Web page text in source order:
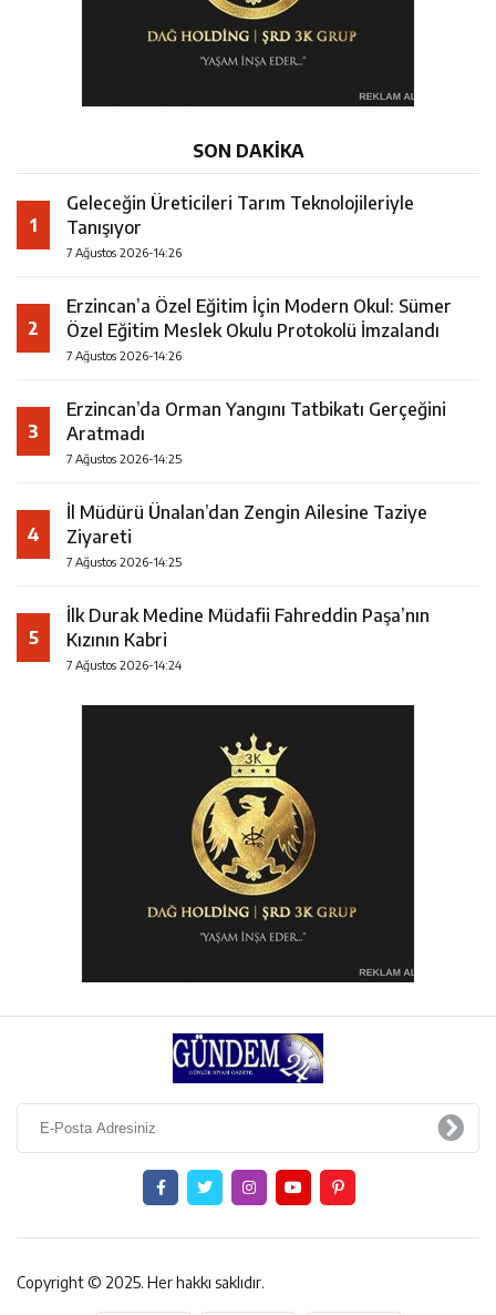
SON DAKİKA
1
Geleceğin Üreticileri Tarım Teknolojileriyle
Tanışıyor
7 Ağustos 2026-14:26
2
Erzincan’a Özel Eğitim İçin Modern Okul: Sümer
Özel Eğitim Meslek Okulu Protokolü İmzalandı
7 Ağustos 2026-14:26
3
Erzincan’da Orman Yangını Tatbikatı Gerçeğini
Aratmadı
7 Ağustos 2026-14:25
4
İl Müdürü Ünalan’dan Zengin Ailesine Taziye
Ziyareti
7 Ağustos 2026-14:25
5
İlk Durak Medine Müdafii Fahreddin Paşa’nın
Kızının Kabri
7 Ağustos 2026-14:24
Copyright © 2025. Her hakkı saklıdır.